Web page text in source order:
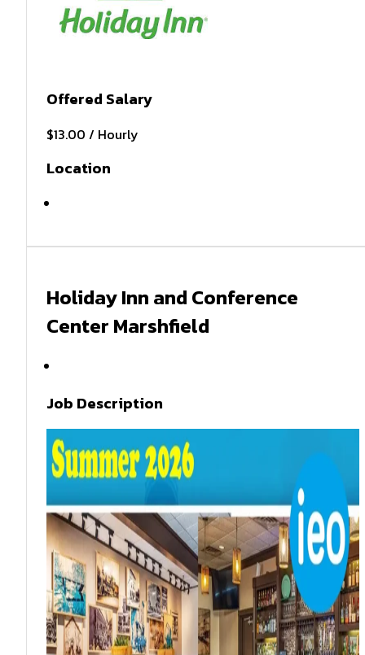
Offered Salary
$13.00 / Hourly
Location
Holiday Inn and Conference
Center Marshfield
Job Description